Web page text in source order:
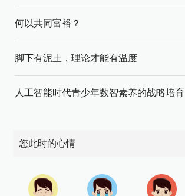
何以共同富裕？
脚下有泥土，理论才能有温度
人工智能时代青少年数智素养的战略培育
您此时的心情